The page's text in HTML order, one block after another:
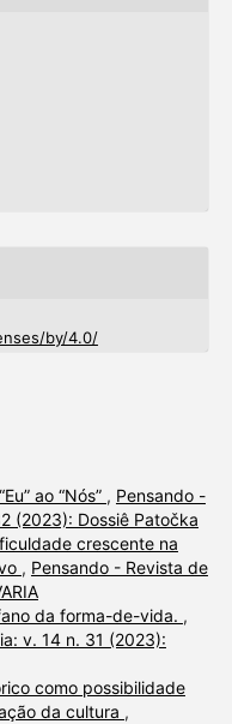
by/4.0/
ao “Nós” , Pensando -
(2023): Dossiê Patočka
crescente na
, Pensando - Revista de
da forma-de-vida. ,
v. 14 n. 31 (2023):
como possibilidade
da cultura ,